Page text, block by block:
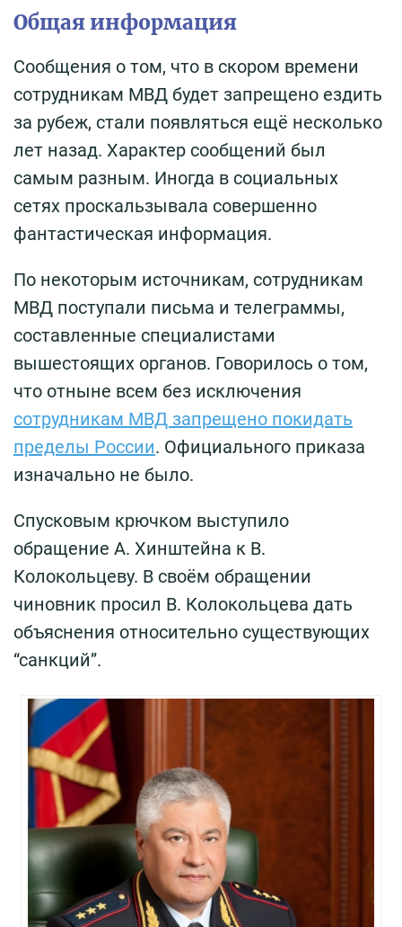
Общая информация
Сообщения о том, что в скором времени
сотрудникам МВД будет запрещено ездить
за рубеж, стали появляться ещё несколько
лет назад. Характер сообщений был
самым разным. Иногда в социальных
сетях проскальзывала совершенно
фантастическая информация.
По некоторым источникам, сотрудникам
МВД поступали письма и телеграммы,
составленные специалистами
вышестоящих органов. Говорилось о том,
что отныне всем без исключения
сотрудникам МВД запрещено покидать
пределы России. Официального приказа
изначально не было.
Спусковым крючком выступило
обращение А. Хинштейна к В.
Колокольцеву. В своём обращении
чиновник просил В. Колокольцева дать
объяснения относительно существующих
“санкций”.